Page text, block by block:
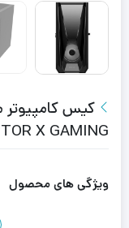
X GAMING
ویژگی های محصول